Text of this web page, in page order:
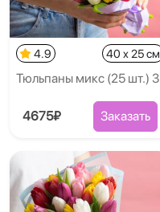
4.9 40 x 25 см
Тюльпаны микс (25 шт.) 3
4675₽ Заказать